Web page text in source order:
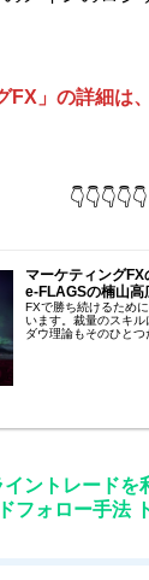
FX」の詳細は
👇👇👇👇👇
マーケティング
e-FLAGSの楠山高
FXで勝ち続けるため
います。裁量のスキル
ダウ理論もそのひとつ
イントレードを
ォロー手法